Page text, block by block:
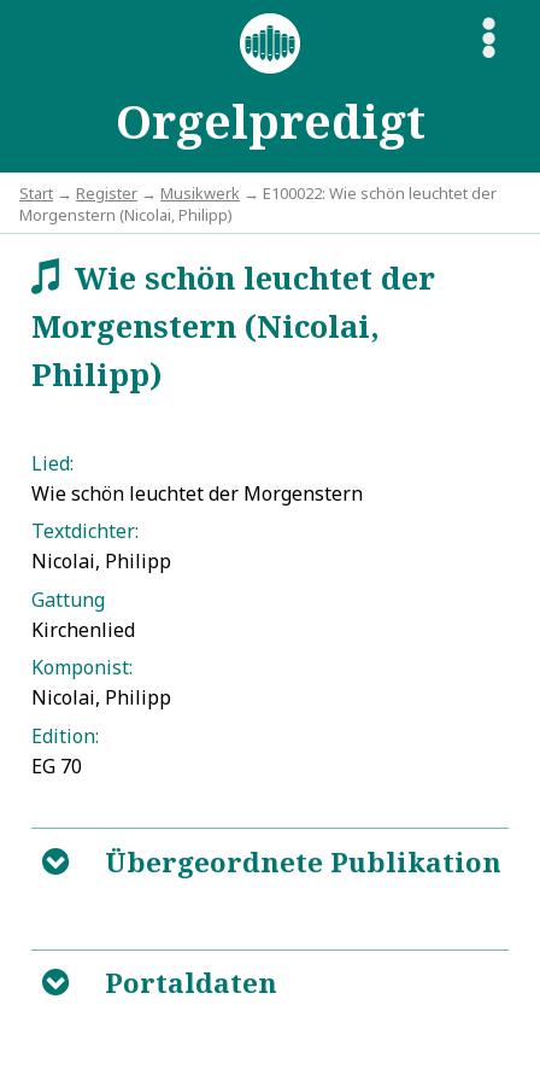
Orgelpredigt
S
Start → Register → Musikwerk → E100022: Wie schön leuchtet der
Morgenstern (Nicolai, Philipp)
wWie schön leuchtet der
Morgenstern (Nicolai,
Philipp)
Lied:
Wie schön leuchtet der Morgenstern
Textdichter:
Nicolai, Philipp
Gattung
Kirchenlied
Komponist:
Nicolai, Philipp
Edition:
EG 70
B Übergeordnete Publikation
Nicolai, Frewden Spiegel (1599)
B Portaldaten